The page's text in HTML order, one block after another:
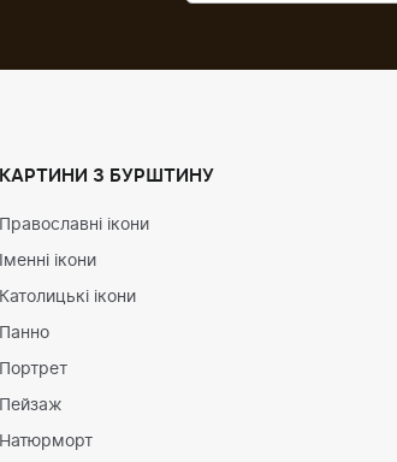
КАРТИНИ З БУРШТИНУ
Православні ікони
Іменні ікони
Католицькі ікони
Панно
Портрет
Пейзаж
Натюрморт